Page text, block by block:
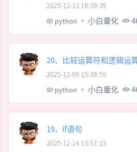
2025-12-13 18:39:39
python · 小白量化
20、比较运算符和逻辑运
2025-12-09 15:38:59
python · 小白量化
19、if语句
2025-12-14 13:57:13